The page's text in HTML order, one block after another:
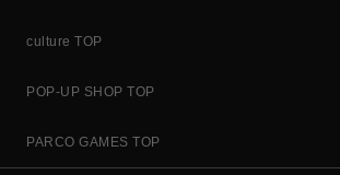
culture TOP
POP-UP SHOP TOP
PARCO GAMES TOP